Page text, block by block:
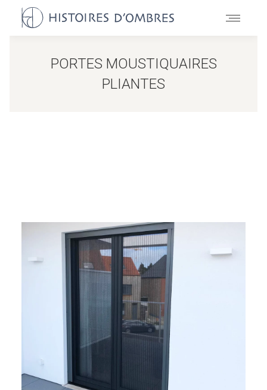
PORTES MOUSTIQUAIRES
PLIANTES